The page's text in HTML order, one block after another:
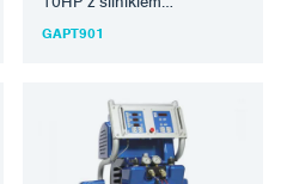
elektrycznym do
PUR. Wysoka jakość…
GAPT901